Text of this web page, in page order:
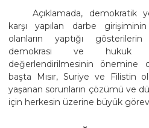
Açıklamada, demokratik
karşı yapılan darbe
olanların yaptığı
demokrasi ve hukuk
değerlendirilmesinin önemine
başta Mısır, Suriye ve Filistin
yaşanan sorunların çözümü ve
için herkesin üzerine büyük